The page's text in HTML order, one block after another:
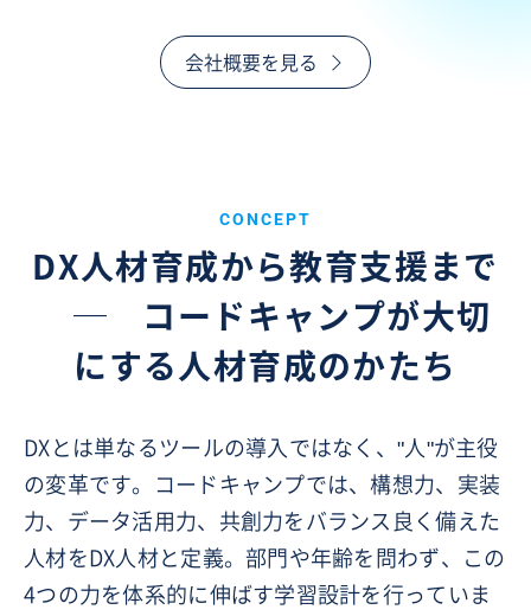
会社概要を見る
CONCEPT
DX人材育成から教育支援まで
─ コードキャンプが大切
にする人材育成のかたち
DXとは単なるツールの導入ではなく、"人"が主役
の変革です。コードキャンプでは、構想力、実装
力、データ活用力、共創力をバランス良く備えた
人材をDX人材と定義。部門や年齢を問わず、この
4つの力を体系的に伸ばす学習設計を行っていま